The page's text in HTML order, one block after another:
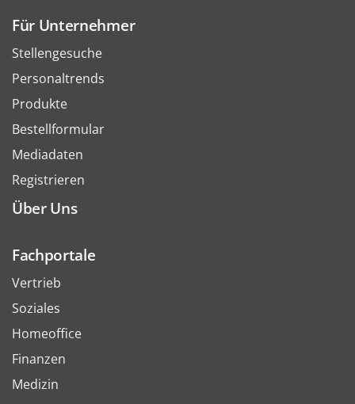
Für Unternehmer
Stellengesuche
Personaltrends
Produkte
Bestellformular
Mediadaten
Registrieren
Über Uns
Fachportale
Vertrieb
Soziales
Homeoffice
Finanzen
Medizin